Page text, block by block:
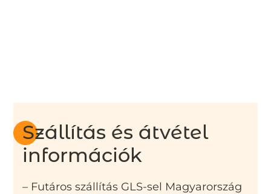
Szállítás és átvétel
információk
– Futáros szállítás GLS-sel Magyarország